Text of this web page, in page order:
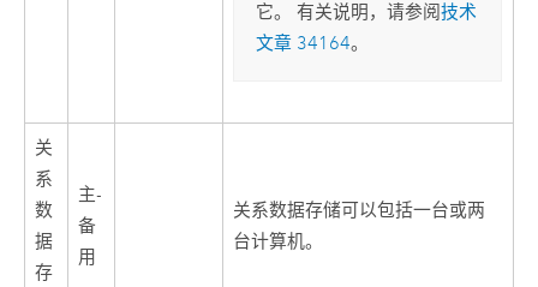
它。 有关说明，请参阅技术
文章 34164。
关
系
数
据
存
主-
备
用
关系数据存储可以包括一台或两
台计算机。